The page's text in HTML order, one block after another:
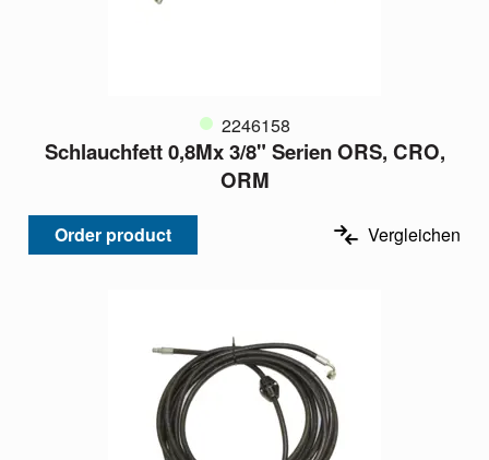
2246158
Schlauchfett 0,8Mx 3/8" Serien ORS, CRO,
ORM
Order product Vergleichen